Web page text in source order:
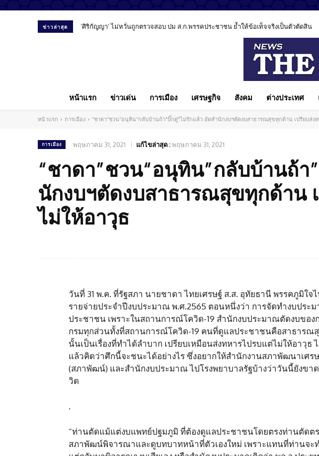
ข่าวล่าสุด ‘ศิริกัญญา’ ไม่หวั่นถูกตรวจสอบ ปม ส.ก.พรรคประชาชน ย้ำให้ข้อเท็จจริงเป็นตัวตัดสิน
สัมภาษณ์พิเศษ “หมอลูกตาล” เปิดมุมมองทันตแพทย์ยุค AI ชี้เทคโนโลยีช่วยรักษาได้ แ
หน้าแรก ข่าวเด่น การเมือง เศรษฐกิจ สังคม ต่างประเทศ
หน้าแรก การเมือง “ชาดา”ชวน“อนุทิน”กลับบ้านถ้า"บิ๊กตู่"ไม่รักแล้ว อัดสำนักงบฯตัดงบสาธารณสุขทุกด้าน เปรียบส่ง
การเมือง พฤษภาคม 31, 2021 แก้ไขล่าสุด :พฤษภาคม 31, 2021
“ชาดา”ชวน“อนุทิน”กลับบ้านถ้า
นักงบฯตัดงบสาธารณสุขทุกด้าน
ไม่ให้อาวุธ
วันที่ 31 พ.ค. ที่รัฐสภา นายชาดา ไทยเศรษฐ์ ส.ส. อุทัยธานี พรรคภูมิใจ
รายจ่ายประจำปีงบประมาณ พ.ศ.2565 ตอนหนึ่งว่า การจัดทำงบประ
ประชาชน เพราะในสถานการณ์โควิด-19 สำนักงบประมาณตัดงบของ
กรมทุกส่วนทั้งที่สถานการณ์โควิด-19 คนที่ดูแลประชาชนคือสาธารณสุ
นั้นเป็นเรื่องที่ทำได้ลำบาก เปรียบเหมือนส่งทหารไปรบแต่ไม่ให้อาวุธ
แล้วคิดว่าศึกนี้จะชนะได้อย่างไร ซึ่งอยากให้สำนักงานสภาพัฒนาเศร
(สภาพัฒน์) และสำนักงบประมาณ ไปโรงพยาบาลรัฐบ้างว่าวันนี้ยังขา
วิด
.
“ท่านตัดแม้แต่งบแพทย์ปฐมภูมิ ที่ต้องดูแลประชาชนโดยตรงท่านตัดต
สภาพัฒน์พิจารณาและดูบทบาทหน้าที่ตัวเองใหม่ เพราะแทนที่ท่านจะ